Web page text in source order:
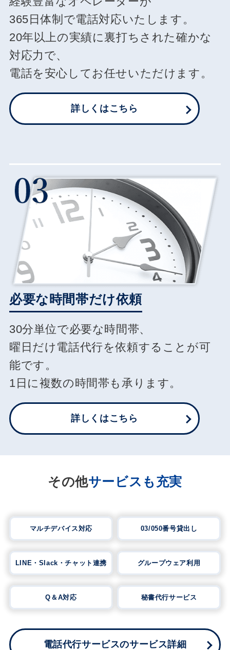
365日体制で電話対応いたします。
20年以上の実績に裏打ちされた確かな
対応力で、
電話を安心してお任せいただけます。
詳しくはこちら
必要な時間帯だけ依頼
30分単位で必要な時間帯、
曜日だけ電話代行を依頼することが可
能です。
1日に複数の時間帯も承ります。
詳しくはこちら
その他サービスも充実
マルチデバイス対応 03/050番号貸出し
LINE・Slack・チャット連携 グループウェア利用
Q＆A対応 秘書代行サービス
電話代行サービスのサービス詳細